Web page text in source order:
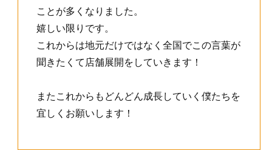
ことが多くなりました。
嬉しい限りです。
これからは地元だけではなく全国でこの言葉が
聞きたくて店舗展開をしていきます！
またこれからもどんどん成長していく僕たちを
宜しくお願いします！